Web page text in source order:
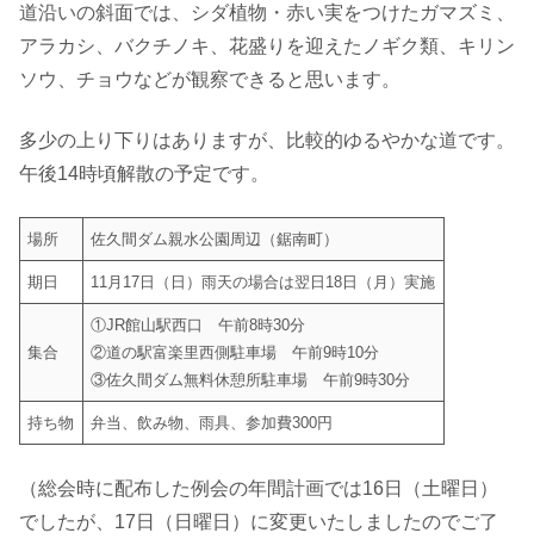
道沿いの斜面では、シダ植物・赤い実をつけたガマズミ、
アラカシ、バクチノキ、花盛りを迎えたノギク類、キリン
ソウ、チョウなどが観察できると思います。
多少の上り下りはありますが、比較的ゆるやかな道です。
午後14時頃解散の予定です。
場所 佐久間ダム親水公園周辺（鋸南町）
期日 11月17日（日）雨天の場合は翌日18日（月）実施
集合
①JR館山駅西口 午前8時30分
②道の駅富楽里西側駐車場 午前9時10分
③佐久間ダム無料休憩所駐車場 午前9時30分
持ち物 弁当、飲み物、雨具、参加費300円
（総会時に配布した例会の年間計画では16日（土曜日）
でしたが、17日（日曜日）に変更いたしましたのでご了